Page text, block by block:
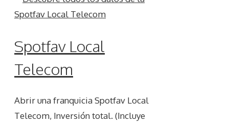
Spotfav Local
Telecom
Abrir una franquicia Spotfav Local
Telecom, Inversión total. (Incluye